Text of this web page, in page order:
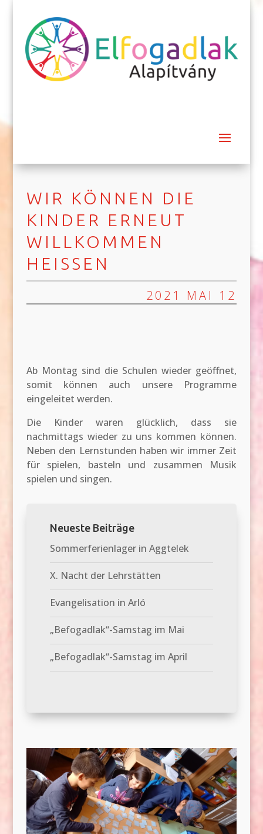
WIR KÖNNEN DIE
KINDER ERNEUT
WILLKOMMEN
HEISSEN
2021 MAI 12
Ab Montag sind die Schulen wieder geöffnet,
somit können auch unsere Programme
eingeleitet werden.
Die Kinder waren glücklich, dass sie
nachmittags wieder zu uns kommen können.
Neben den Lernstunden haben wir immer Zeit
für spielen, basteln und zusammen Musik
spielen und singen.
Neueste Beiträge
Sommerferienlager in Aggtelek
X. Nacht der Lehrstätten
Evangelisation in Arló
„Befogadlak“-Samstag im Mai
„Befogadlak“-Samstag im April